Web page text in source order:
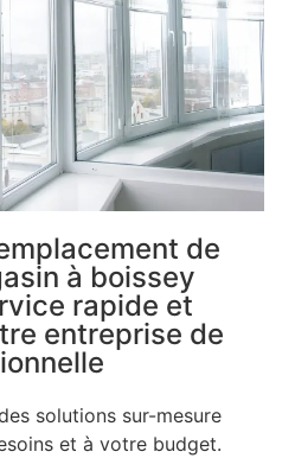
de
à boissey
rapide et
entreprise de
solutions sur-mesure
et à votre budget.